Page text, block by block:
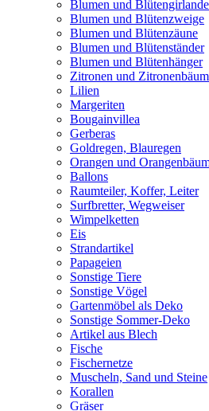
Blumen und
Blumen und Blütenzweige
Blumen und Blütenzäune
Blumen und Blütenständer
Blumen und Blütenhänger
Zitronen und
Lilien
Margeriten
Bougainvillea
Gerberas
Goldregen, Blauregen
Orangen und
Ballons
Raumteiler, Koffer, Leiter
Surfbretter, Wegweiser
Wimpelketten
Eis
Strandartikel
Papageien
Sonstige Tiere
Sonstige Vögel
Gartenmöbel als Deko
Sonstige Sommer-Deko
Artikel aus Blech
Fische
Fischernetze
Muscheln, Sand und Steine
Korallen
Gräser